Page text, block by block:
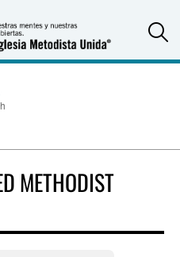
METHODIST